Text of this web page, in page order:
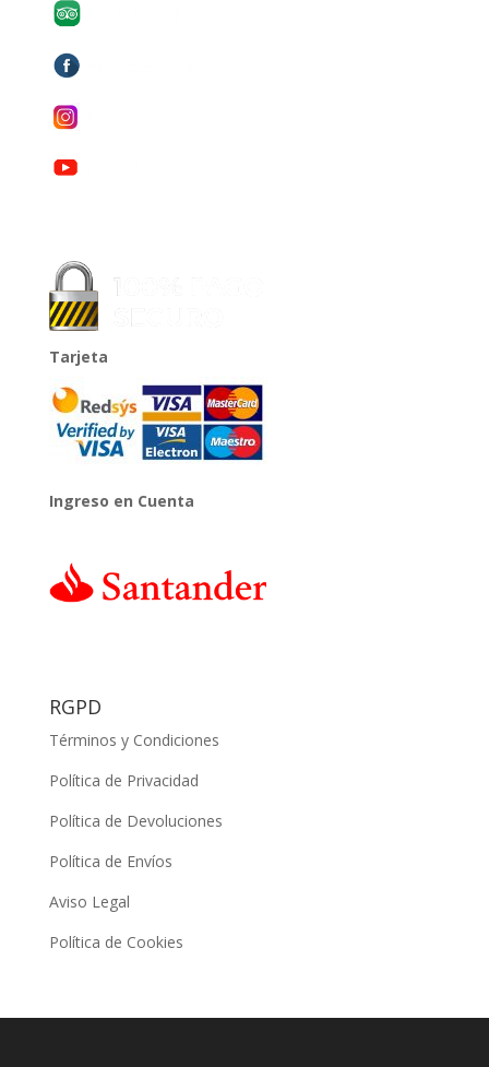
Tarjeta
Ingreso en Cuenta
RGPD
Términos y Condiciones
Política de Privacidad
Política de Devoluciones
Política de Envíos
Aviso Legal
Política de Cookies